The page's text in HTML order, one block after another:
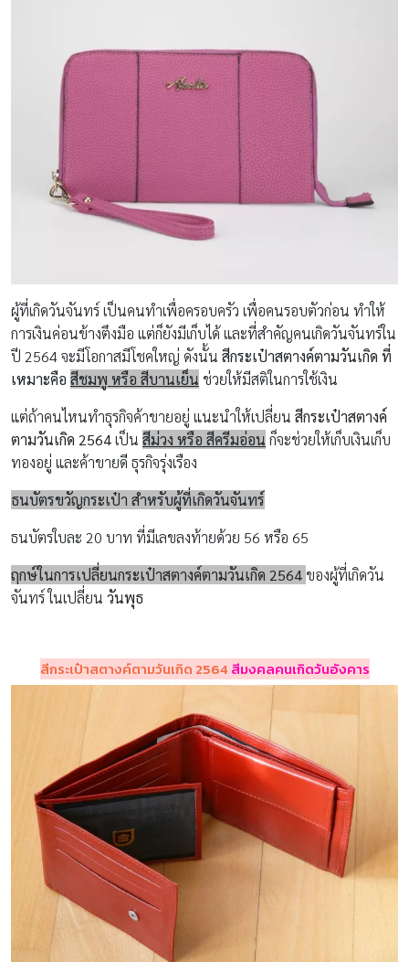
ผู้ที่เกิดวันจันทร์ เป็นคนทำเพื่อครอบครัว เพื่อคนรอบตัวก่อน ทำให้
การเงินค่อนข้างตึงมือ แต่ก็ยังมีเก็บได้ และที่สำคัญคนเกิดวันจันทร์ใน
ปี 2564 จะมีโอกาสมีโชคใหญ่ ดังนั้น สีกระเป๋าสตางค์ตามวันเกิด ที่
เหมาะคือ สีชมพู หรือ สีบานเย็น ช่วยให้มีสติในการใช้เงิน
แต่ถ้าคนไหนทำธุรกิจค้าขายอยู่ แนะนำให้เปลี่ยน สีกระเป๋าสตางค์
ตามวันเกิด 2564เป็น สีม่วง หรือ สีครีมอ่อน ก็จะช่วยให้เก็บเงินเก็บ
ทองอยู่ และค้าขายดี ธุรกิจรุ่งเรือง
ธนบัตรขวัญกระเป๋า สำหรับผู้ที่เกิดวันจันทร์
ธนบัตรใบละ 20 บาท ที่มีเลขลงท้ายด้วย 56 หรือ 65
ฤกษ์ในการเปลี่ยนกระเป๋าสตางค์ตามวันเกิด 2564 ของผู้ที่เกิดวัน
จันทร์ ในเปลี่ยน วันพุธ
สีกระเป๋าสตางค์ตามวันเกิด 2564 สีมงคลคนเกิดวันอังคาร